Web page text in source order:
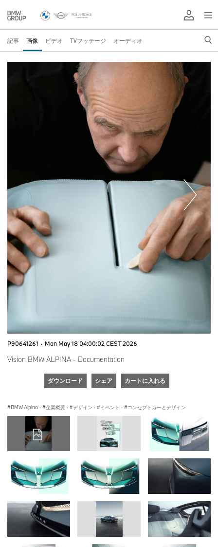
記事 画像 ビデオ TVフッテージ オーディオ
P90641261 · Mon May 18 04:00:02 CEST 2026
Vision BMW ALPINA - Documentation
ダウンロード シェア カートに入れる
BMW Alpina · 企業概要 · デザイン · イベント · コンセプトカーとデザイン